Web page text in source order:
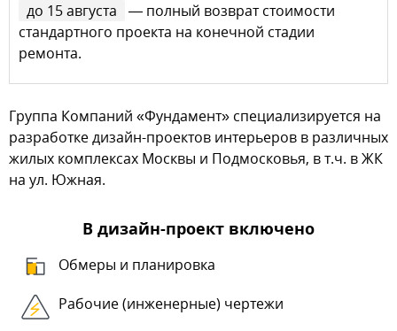
до 15 августа
— полный возврат стоимости
стандартного проекта на конечной стадии
ремонта.
Группа Компаний «Фундамент» специализируется на
разработке дизайн-проектов интерьеров в различных
жилых комплексах Москвы и Подмосковья, в т.ч. в ЖК
на ул. Южная.
В дизайн-проект включено
Обмеры и планировка
Рабочие (инженерные) чертежи